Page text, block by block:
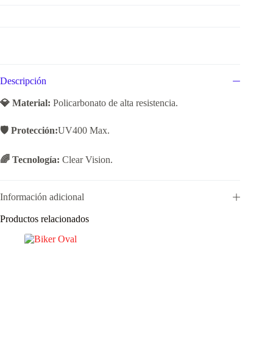
Descripción
💎 Material: Policarbonato de alta resistencia.
🛡️ Protección:UV400 Max.
🌈 Tecnología: Clear Vision.
Información adicional
Productos relacionados